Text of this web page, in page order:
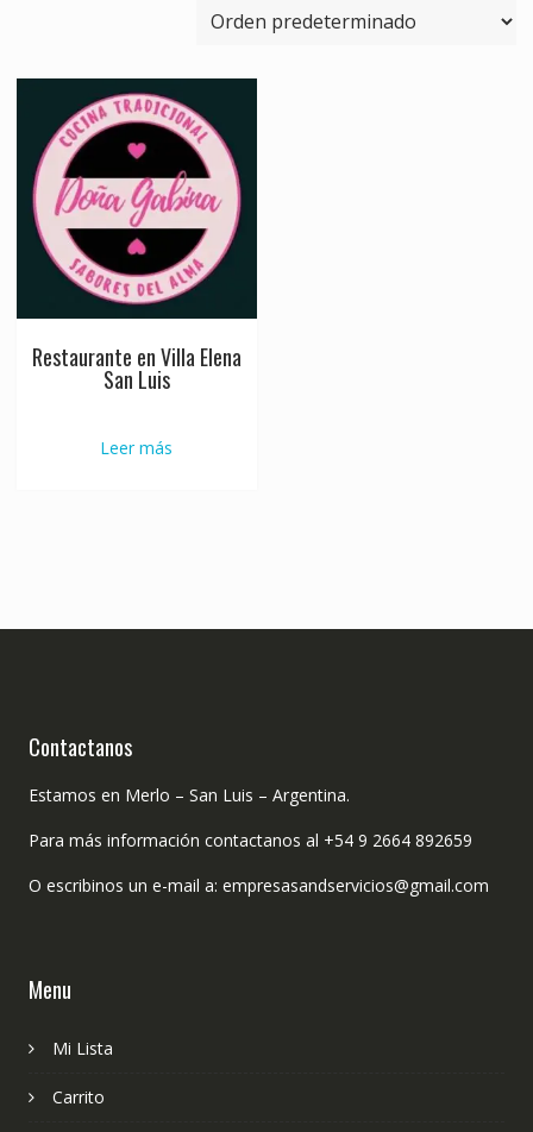
Restaurante en Villa Elena
San Luis
Leer más
Contactanos
Estamos en Merlo – San Luis – Argentina.
Para más información contactanos al +54 9 2664 892659
O escribinos un e-mail a: empresasandservicios@gmail.com
Menu
Mi Lista
Carrito